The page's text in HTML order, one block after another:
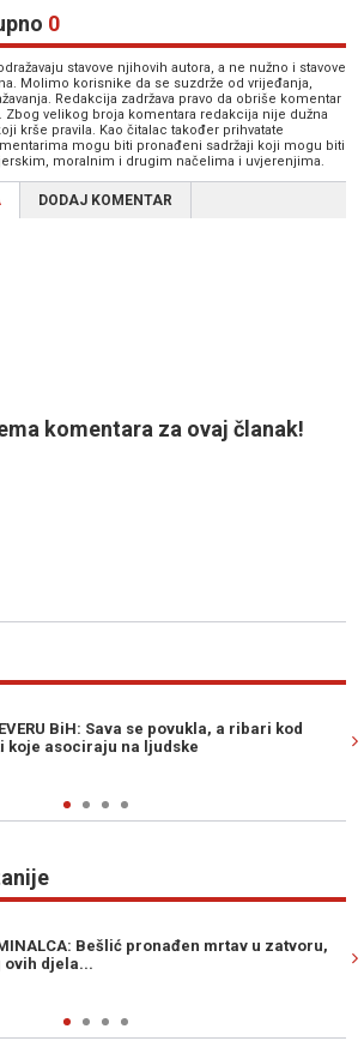
0
stavove njihovih autora, a ne nužno i stavove
Molimo korisnike da se suzdrže od vrijeđanja,
Redakcija zadržava pravo da obriše komentar
Zbog velikog broja komentara redakcija nije dužna
krše pravila. Kao čitalac također prihvatate
mogu biti pronađeni sadržaji koji mogu biti
moralnim i drugim načelima i uvjerenjima.
DODAJ KOMENTAR
komentara za ovaj članak!
NESREĆA: Poginuo motociklista kod
OPTUŽNICA PROTIV SLUŽBENICE UIO
uplate i oštetila državu za 186.415 KM